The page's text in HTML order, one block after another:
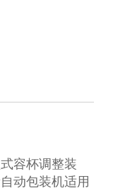
容杯调整装
动包装机适用